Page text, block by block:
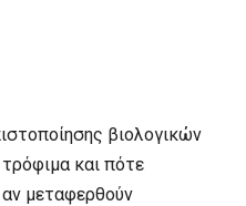
βιολογικών
και πότε
μεταφερθούν